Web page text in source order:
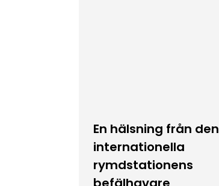
En hälsning från den
internationella
rymdstationens